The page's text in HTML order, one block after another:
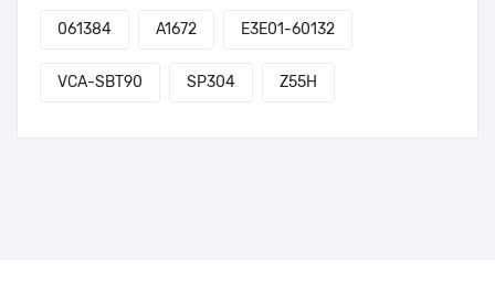
061384 A1672 E3E01-60132
VCA-SBT90 SP304 Z55H